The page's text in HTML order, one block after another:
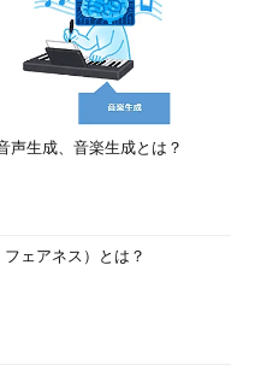
声生成、音楽生成とは？
ェアネス）とは？